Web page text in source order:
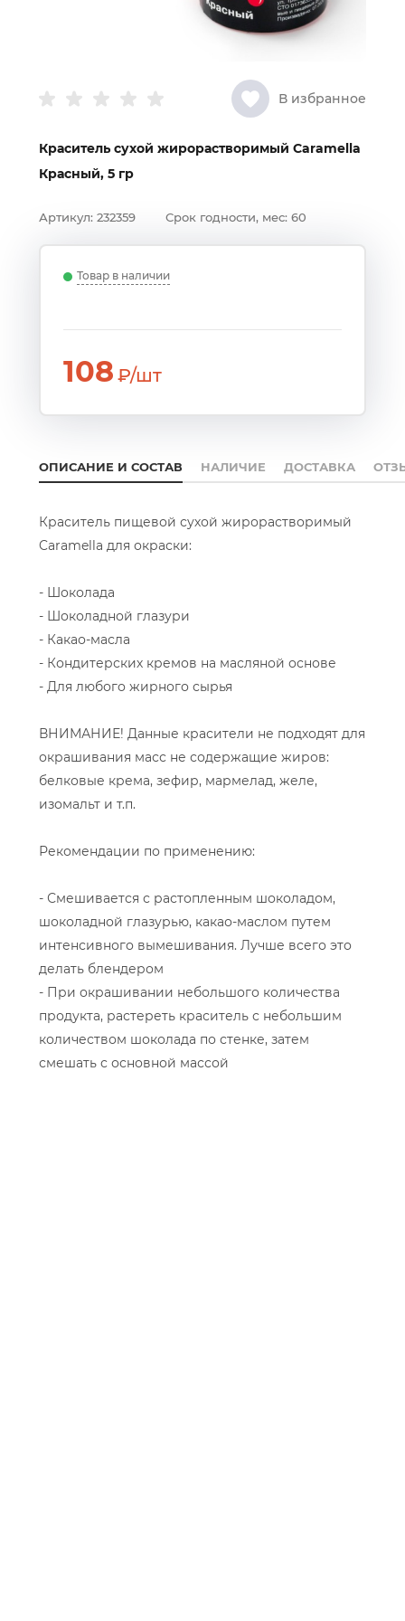
В избранное
Краситель сухой жирорастворимый Caramella
Красный, 5 гр
Артикул: 232359 Срок годности, мес: 60
Товар в наличии
108₽/шт
ОПИСАНИЕ И СОСТАВ НАЛИЧИЕ ДОСТАВКА
Краситель пищевой сухой жирорастворимый
Caramella для окраски:
- Шоколада
- Шоколадной глазури
- Какао-масла
- Кондитерских кремов на масляной основе
- Для любого жирного сырья
ВНИМАНИЕ! Данные красители не подходят для
окрашивания масс не содержащие жиров:
белковые крема, зефир, мармелад, желе,
изомальт и т.п.
Рекомендации по применению:
- Смешивается с растопленным шоколадом,
шоколадной глазурью, какао-маслом путем
интенсивного вымешивания. Лучше всего это
делать блендером
- При окрашивании небольшого количества
продукта, растереть краситель с небольшим
количеством шоколада по стенке, затем
смешать с основной массой